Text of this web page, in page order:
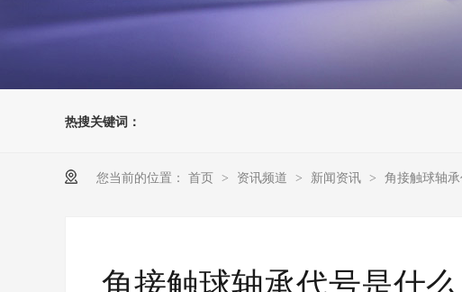
热搜关键词：
您当前的位置： 首页 > 资讯频道 > 新闻资讯 > 角接触球轴
角接触球轴承代号是什